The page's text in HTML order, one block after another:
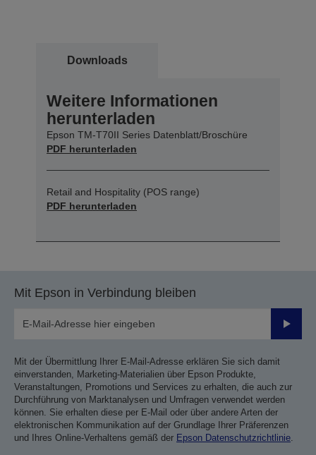
Downloads
Weitere Informationen
herunterladen
Epson TM-T70II Series Datenblatt/Broschüre
PDF herunterladen
Retail and Hospitality (POS range)
PDF herunterladen
Mit Epson in Verbindung bleiben
Mit der Übermittlung Ihrer E-Mail-Adresse erklären Sie sich damit
einverstanden, Marketing-Materialien über Epson Produkte,
Veranstaltungen, Promotions und Services zu erhalten, die auch zur
Durchführung von Marktanalysen und Umfragen verwendet werden
können. Sie erhalten diese per E-Mail oder über andere Arten der
elektronischen Kommunikation auf der Grundlage Ihrer Präferenzen
und Ihres Online-Verhaltens gemäß der Epson Datenschutzrichtlinie.